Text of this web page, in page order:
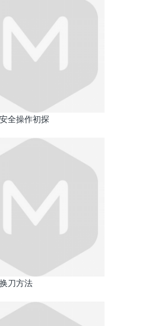
全操作初探
刀方法